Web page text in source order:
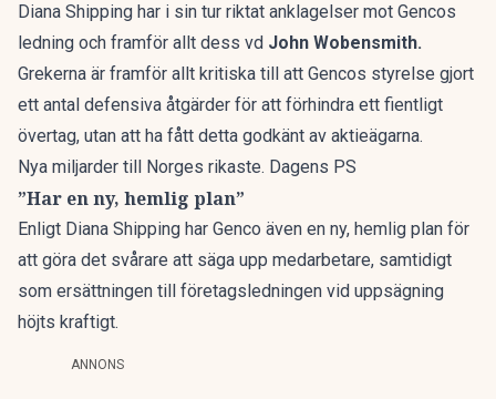
Diana Shipping har i sin tur riktat anklagelser mot Gencos
ledning och framför allt dess vd John Wobensmith.
Grekerna är framför allt kritiska till att Gencos styrelse gjort
ett antal defensiva åtgärder för att förhindra ett fientligt
övertag, utan att ha fått detta godkänt av aktieägarna.
Nya miljarder till Norges rikaste. Dagens PS
”Har en ny, hemlig plan”
Enligt Diana Shipping har Genco även en ny, hemlig plan för
att göra det svårare att säga upp medarbetare, samtidigt
som ersättningen till företagsledningen vid uppsägning
höjts kraftigt.
ANNONS